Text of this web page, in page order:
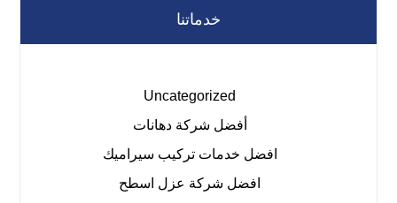
خدماتنا
Uncategorized
أفضل شركة دهانات
افضل خدمات تركيب سيراميك
افضل شركة عزل اسطح